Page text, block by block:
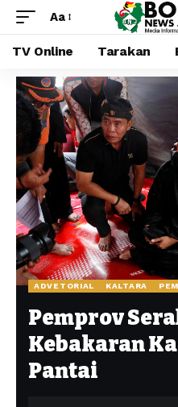
Aa
TV Online Tarakan
ADVETORIAL KALTARA
Pemprov
Kebakaran
Pantai